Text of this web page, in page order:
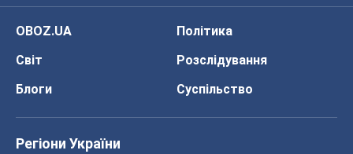
OBOZ.UA
Політика
Світ
Розслідування
Блоги
Суспільство
Регіони України